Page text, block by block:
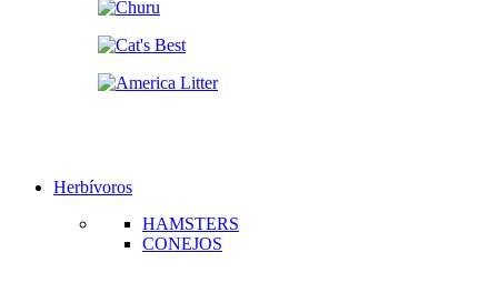
Herbívoros
HAMSTERS
CONEJOS